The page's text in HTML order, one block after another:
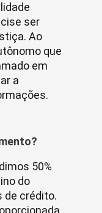
ser
Ao
que
em
a
50%
do
de crédito.